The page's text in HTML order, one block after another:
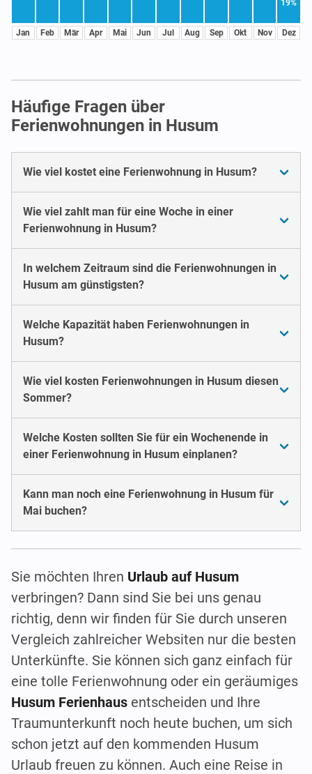
Jan Feb Mär Apr Mai Jun Jul Aug Sep Okt Nov
19%
Dez
Häufige Fragen über
Ferienwohnungen in Husum
Wie viel kostet eine Ferienwohnung in Husum?
Wie viel zahlt man für eine Woche in einer
Ferienwohnung in Husum?
In welchem Zeitraum sind die Ferienwohnungen in
Husum am günstigsten?
Welche Kapazität haben Ferienwohnungen in
Husum?
Wie viel kosten Ferienwohnungen in Husum diesen
Sommer?
Welche Kosten sollten Sie für ein Wochenende in
einer Ferienwohnung in Husum einplanen?
Kann man noch eine Ferienwohnung in Husum für
Mai buchen?
Sie möchten Ihren Urlaub auf Husum
verbringen? Dann sind Sie bei uns genau
richtig, denn wir finden für Sie durch unseren
Vergleich zahlreicher Websiten nur die besten
Unterkünfte. Sie können sich ganz einfach für
eine tolle Ferienwohnung oder ein geräumiges
Husum Ferienhaus entscheiden und Ihre
Traumunterkunft noch heute buchen, um sich
schon jetzt auf den kommenden Husum
Urlaub freuen zu können. Auch eine Reise in